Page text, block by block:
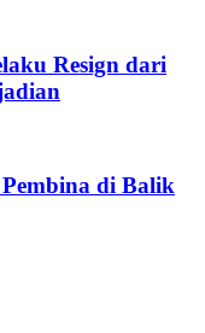
Resign dari
di Balik